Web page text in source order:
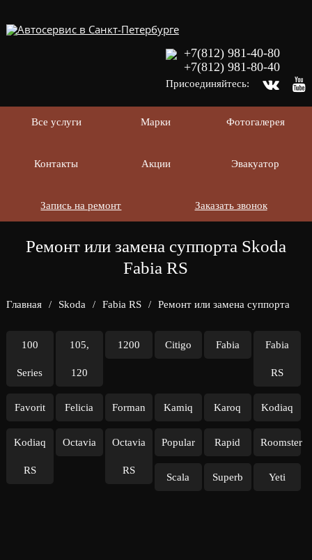
+7(812) 981-40-80
+7(812) 981-80-40
Присоединяйтесь:
Все услуги Марки Фотогалерея
Контакты Акции Эвакуатор
Заказать звонок
Запись на ремонт
Ремонт или замена суппорта Skoda
Fabia RS
Главная / Skoda / Fabia RS / Ремонт или замена суппорта
100
Series
105,
120
1200 Citigo Fabia Fabia
RS
Favorit Felicia Forman Kamiq Karoq Kodiaq
Kodiaq
RS
Octavia Octavia
RS
Popular Rapid Roomster
Scala Superb Yeti